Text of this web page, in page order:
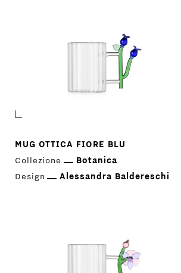
MUG OTTICA FIORE BLU
Collezione
Botanica
Design
Alessandra Baldereschi